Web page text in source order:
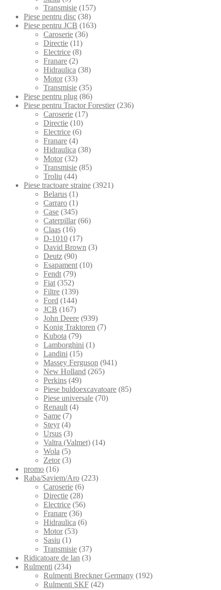
Transmisie (157)
Piese pentru disc (38)
Piese pentru JCB (163)
Caroserie (36)
Directie (11)
Electrice (8)
Franare (2)
Hidraulica (38)
Motor (33)
Transmisie (35)
Piese pentru plug (86)
Piese pentru Tractor Forestier (236)
Caroserie (17)
Directie (10)
Electrice (6)
Franare (4)
Hidraulica (38)
Motor (32)
Transmisie (85)
Troliu (44)
Piese tractoare straine (3921)
Belarus (1)
Carraro (1)
Case (345)
Caterpillar (66)
Claas (16)
D-1010 (17)
David Brown (3)
Deutz (90)
Esapament (10)
Fendt (79)
Fiat (352)
Filtre (139)
Ford (144)
JCB (167)
John Deere (939)
Konig Traktoren (7)
Kubota (79)
Lamborghini (1)
Landini (15)
Massey Ferguson (941)
New Holland (265)
Perkins (49)
Piese buldoexcavatoare (85)
Piese universale (70)
Renault (4)
Same (7)
Steyr (4)
Ursus (3)
Valtra (Valmet) (14)
Wola (5)
Zetor (3)
promo (16)
Raba/Saviem/Aro (223)
Caroserie (6)
Directie (28)
Electrice (56)
Franare (36)
Hidraulica (6)
Motor (53)
Sasiu (1)
Transmisie (37)
Ridicatoare de lan (3)
Rulmenti (234)
Rulmenti Breckner Germany (192)
Rulmenti SKF (42)